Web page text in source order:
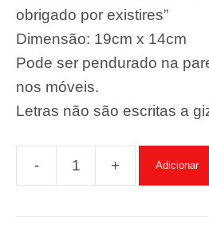
obrigado por existires”
Dimensão: 19cm x 14cm
Pode ser pendurado na
nos móveis.
Letras não são escritas a
- + Adicionar